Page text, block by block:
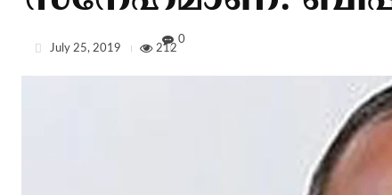
July 25, 2019 212
0